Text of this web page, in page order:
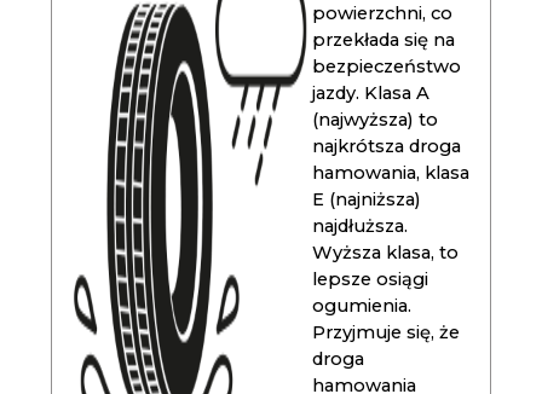
powierzchni, co
przekłada się na
bezpieczeństwo
jazdy. Klasa A
(najwyższa) to
najkrótsza droga
hamowania, klasa
E (najniższa)
najdłuższa.
Wyższa klasa, to
lepsze osiągi
ogumienia.
Przyjmuje się, że
droga
hamowania